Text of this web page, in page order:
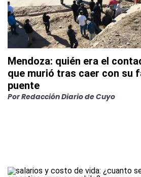
Mendoza: quién era el
que murió tras caer con su
puente
PorRedacción Diario de Cuyo